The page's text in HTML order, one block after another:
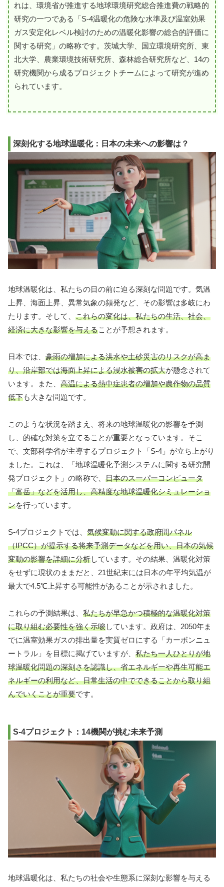
れは、環境省が推進する地球環境研究総合推進費の戦略的
研究の一つである「S-4温暖化の危険な水準及び温室効果
ガス安定化レベル検討のための温暖化影響の総合的評価に
関する研究」の略称です。茨城大学、国立環境研究所、東
北大学、農業環境技術研究所、森林総合研究所など、14の
研究機関から成るプロジェクトチームによって研究が進め
られています。
深刻化する地球温暖化：日本の未来への影響は？
地球温暖化は、私たちの目の前に迫る深刻な問題です。気温
上昇、海面上昇、異常気象の頻発など、その影響は多岐にわ
たります。そして、 これらの変化は、私たちの生活、社会、
経済に大きな影響を与えることが予想されます。
日本では、 豪雨の増加による洪水や土砂災害のリスクが高ま
り、沿岸部では海面上昇による浸水被害の拡大が懸念されて
います。また、 高温による熱中症患者の増加や農作物の品質
低下も大きな問題です。
このような状況を踏まえ、将来の地球温暖化の影響を予測
し、的確な対策を立てることが重要となっています。そこ
で、文部科学省が主導するプロジェクト「S-4」が立ち上がり
ました。これは、「地球温暖化予測システムに関する研究開
発プロジェクト」の略称で、 日本のスーパーコンピュータ
「富岳」などを活用し、高精度な地球温暖化シミュレーショ
ンを行っています。
S-4プロジェクトでは、 気候変動に関する政府間パネル
（IPCC）が提示する将来予測データなどを用い、日本の気候
変動の影響を詳細に分析しています。その結果、温暖化対策
をせずに現状のままだと、21世紀末には日本の年平均気温が
最大で4.5℃上昇する可能性があることが示されました。
これらの予測結果は、 私たちが早急かつ積極的な温暖化対策
に取り組む必要性を強く示唆しています。政府は、2050年ま
でに温室効果ガスの排出量を実質ゼロにする「カーボンニュ
ートラル」を目標に掲げていますが、 私たち一人ひとりが地
球温暖化問題の深刻さを認識し、省エネルギーや再生可能エ
ネルギーの利用など、日常生活の中でできることから取り組
んでいくことが重要です。
S-4プロジェクト：14機関が挑む未来予測
地球温暖化は、私たちの社会や生態系に深刻な影響を与える